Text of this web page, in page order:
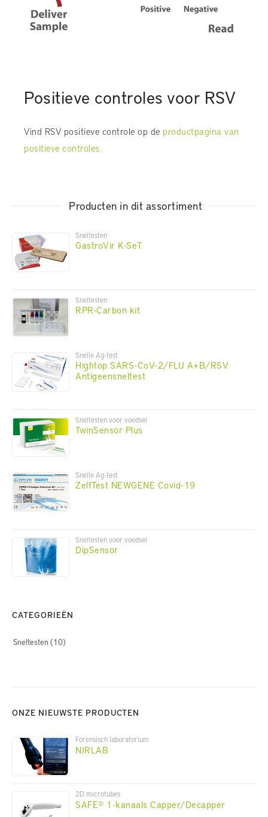
Positieve controles voor RSV
Vind RSV positieve controle op de productpagina van
positieve controles.
Producten in dit assortiment
Sneltesten
GastroVir K-SeT
Sneltesten
RPR-Carbon kit
Snelle Ag-test
Hightop SARS-CoV-2/FLU A+B/RSV
Antigeensneltest
Sneltesten voor voedsel
TwinSensor Plus
Snelle Ag-test
ZelfTest NEWGENE Covid-19
Sneltesten voor voedsel
DipSensor
CATEGORIEËN
Sneltesten (10)
ONZE NIEUWSTE PRODUCTEN
Forensisch laboratorium
NIRLAB
2D microtubes
SAFE® 1-kanaals Capper/Decapper